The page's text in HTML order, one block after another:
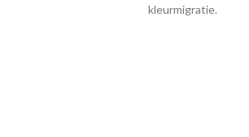
kleurmigratie.